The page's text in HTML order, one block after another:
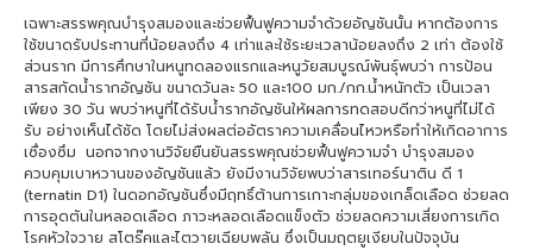
เฉพาะสรรพคุณบำรุงสมองและช่วยฟื้นฟูความจำด้วยอัญชันนั้น หากต้องการ
ใช้ขนาดรับประทานที่น้อยลงถึง 4 เท่าและใช้ระยะเวลาน้อยลงถึง 2 เท่า ต้องใช้
ส่วนราก มีการศึกษาในหนูทดลองแรกและหนูวัยสมบูรณ์พันธุ์พบว่า การป้อน
สารสกัดน้ำรากอัญชัน ขนาดวันละ 50 และ100 มก./กก.น้ำหนักตัว เป็นเวลา
เพียง 30 วัน พบว่าหนูที่ได้รับน้ำรากอัญชันให้ผลการทดสอบดีกว่าหนูที่ไม่ได้
รับ อย่างเห็นได้ชัด โดยไม่ส่งผลต่ออัตราความเคลื่อนไหวหรือทำให้เกิดอาการ
เซื่องซึม นอกจากงานวิจัยยืนยันสรรพคุณช่วยฟื้นฟูความจำ บำรุงสมอง
ควบคุมเบาหวานของอัญชันแล้ว ยังมีงานวิจัยพบว่าสารเทอร์นาติน ดี 1
(ternatin D1) ในดอกอัญชันซึ่งมีฤทธิ์ต้านการเกาะกลุ่มของเกล็ดเลือด ช่วยลด
การอุดตันในหลอดเลือด ภาวะหลอดเลือดแข็งตัว ช่วยลดความเสี่ยงการเกิด
โรคหัวใจวาย สโตร๊คและไตวายเฉียบพลัน ซึ่งเป็นมฤตยูเงียบในปัจจุบัน